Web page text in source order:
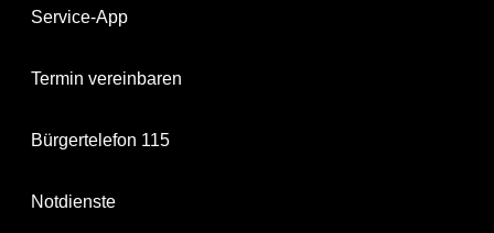
Service-App
Termin vereinbaren
Bürgertelefon 115
Notdienste